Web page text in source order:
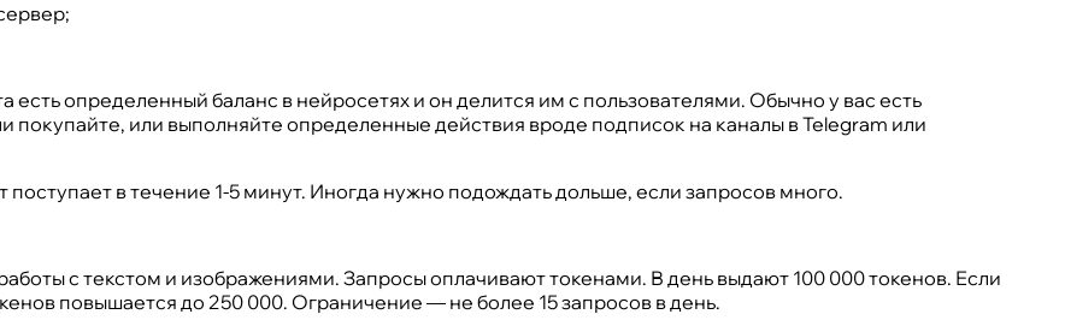
есть определенный баланс в нейросетях и он делится им с пользователями. Обычно у вас есть
или выполняйте определенные действия вроде подписок на каналы в Telegram или
в течение 1-5 минут. Иногда нужно подождать дольше, если запросов много.
с текстом и изображениями. Запросы оплачивают токенами. В день выдают 100 000 токенов. Если
повышается до 250 000. Ограничение — не более 15 запросов в день.